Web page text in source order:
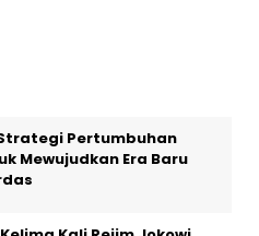
Pertumbuhan
Mewujudkan Era Baru